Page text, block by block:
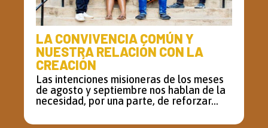
LA CONVIVENCIA COMÚN Y
NUESTRA RELACIÓN CON LA
CREACIÓN
Las intenciones misioneras de los meses
de agosto y septiembre nos hablan de la
necesidad, por una parte, de reforzar...